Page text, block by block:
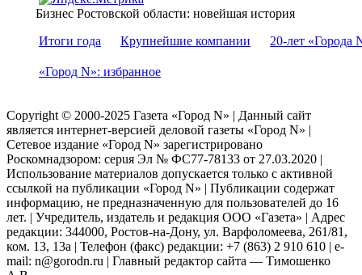
Бизнес Ростовской области: новейшая история
Итоги года
Крупнейшие компании 20-лет «Города
«Город N»: избранное
Copyright © 2000-2025 Газета «Город N» | Данный сайт
является интернет-версией деловой газеты «Город N» |
Сетевое издание «Город N» зарегистрировано
Роскомнадзором: серuя Эл № ФС77-78133 от 27.03.2020 |
Использование материалов допускается только с активной
ссылкой на публикации «Город N» | Публикации содержат
информацию, не предназначенную для пользователей до 16
лет. | Учредитель, издатель и редакция ООО «Газета» | Адрес
редакции: 344000, Ростов-на-Дону, ул. Варфоломеева, 261/81,
ком. 13, 13а | Телефон (факс) редакции: +7 (863) 2 910 610 | e-
mail: n@gorodn.ru | Главный редактор сайта — Тимошенко